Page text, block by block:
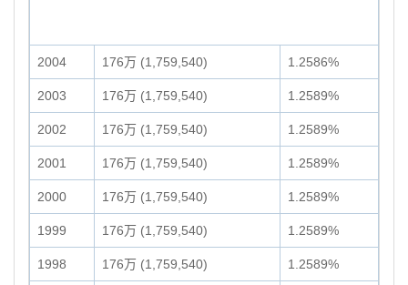
2004 176万 (1,759,540) 1.2586%
2003 176万 (1,759,540) 1.2589%
2002 176万 (1,759,540) 1.2589%
2001 176万 (1,759,540) 1.2589%
2000 176万 (1,759,540) 1.2589%
1999 176万 (1,759,540) 1.2589%
1998 176万 (1,759,540) 1.2589%